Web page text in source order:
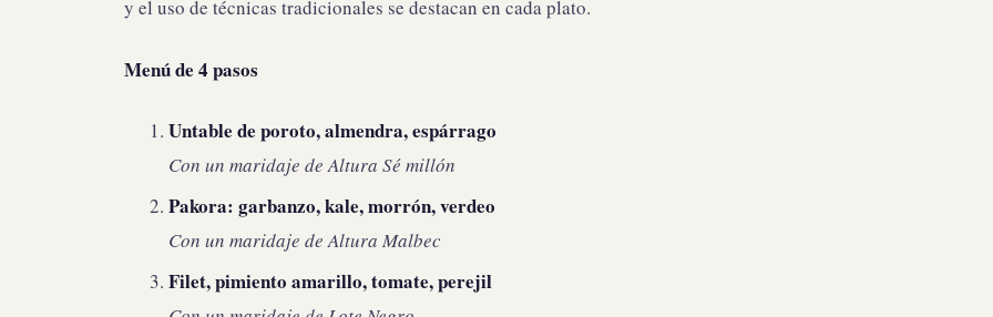
y el uso de técnicas tradicionales se destacan en cada plato.
Menú de 4 pasos
Untable de poroto, almendra, espárrago
Con un maridaje deAltura Sé millón
Pakora: garbanzo, kale, morrón, verdeo
Con un maridaje deAltura Malbec
Filet, pimiento amarillo, tomate, perejil